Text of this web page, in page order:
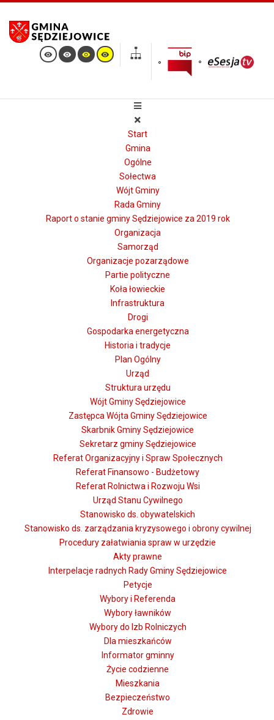
Start
Gmina
Ogólne
Sołectwa
Wójt Gminy
Rada Gminy
Raport o stanie gminy Sędziejowice za 2019 rok
Organizacja
Samorząd
Organizacje pozarządowe
Partie polityczne
Koła łowieckie
Infrastruktura
Drogi
Gospodarka energetyczna
Historia i tradycje
Plan Ogólny
Urząd
Struktura urzędu
Wójt Gminy Sędziejowice
Zastępca Wójta Gminy Sędziejowice
Skarbnik Gminy Sędziejowice
Sekretarz gminy Sędziejowice
Referat Organizacyjny i Spraw Społecznych
Referat Finansowo - Budżetowy
Referat Rolnictwa i Rozwoju Wsi
Urząd Stanu Cywilnego
Stanowisko ds. obywatelskich
Stanowisko ds. zarządzania kryzysowego i obrony cywilnej
Procedury załatwiania spraw w urzędzie
Akty prawne
Interpelacje radnych Rady Gminy Sędziejowice
Petycje
Wybory i Referenda
Wybory ławników
Wybory do Izb Rolniczych
Dla mieszkańców
Informator gminny
Życie codzienne
Mieszkania
Bezpieczeństwo
Zdrowie